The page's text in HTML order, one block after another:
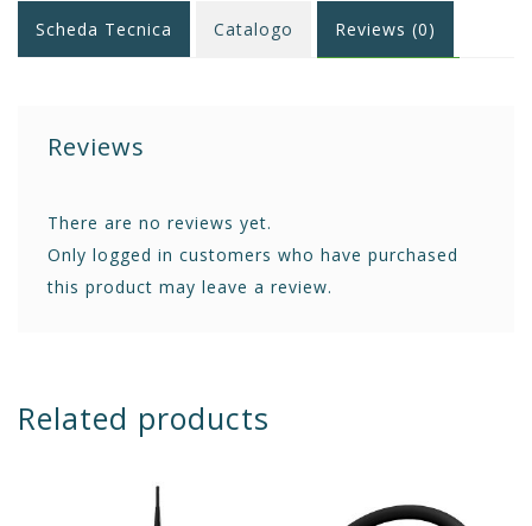
Reviews (0)
Scheda Tecnica Catalogo
Reviews
There are no reviews yet.
Only logged in customers who have purchased
this product may leave a review.
Related products